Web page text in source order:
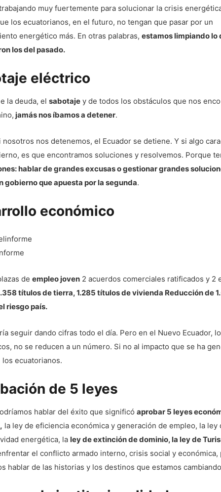
muy fuertemente para solucionar la crisis
los ecuatorianos, en el futuro, no tengan que pasar por un
energético más. En otras palabras, estamos limpiando lo
los del pasado.
eléctrico
la deuda, el sabotaje y de todos los obstáculos que nos
jamás nos íbamos a detener.
nosotros nos detenemos, el Ecuador se detiene. Y si algo
es que encontramos soluciones y resolvemos. Porque
hablar de grandes excusas o gestionar grandes
gobierno que apuesta por la segunda.
económico
de empleo joven 2 acuerdos comerciales ratificados y 2
títulos de tierra, 1.285 títulos de vivienda Reducción de
riesgo país.
seguir dando cifras todo el día. Pero en el Nuevo Ecuador,
no se reducen a un número. Si no al impacto que se ha
los ecuatorianos.
de 5 leyes
hablar del éxito que significó aprobar 5 leyes
la ley de eficiencia económica y generación de empleo, la ley
energética, la ley de extinción de dominio, la ley de
el conflicto armado interno, crisis social y económica,
hablar de las historias y los destinos que estamos